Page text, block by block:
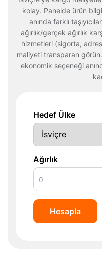
kolay. Panelde ürün
anında farklı
ağırlık/gerçek ağırlık
hizmetleri (sigorta,
maliyeti transparan
ekonomik seçeneği
Hedef Ülke
Ağırlık
Hesapla